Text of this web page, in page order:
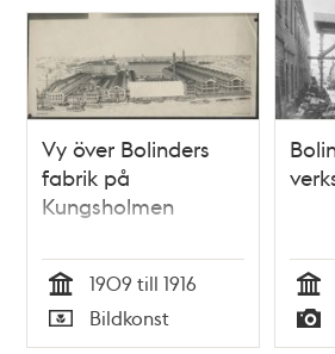
Lista
Karta
träffar
Vy över Bolinders
fabrik på
Kungsholmen
Tid
1909 till 1916
Typ
Bildkonst Tid
Typ